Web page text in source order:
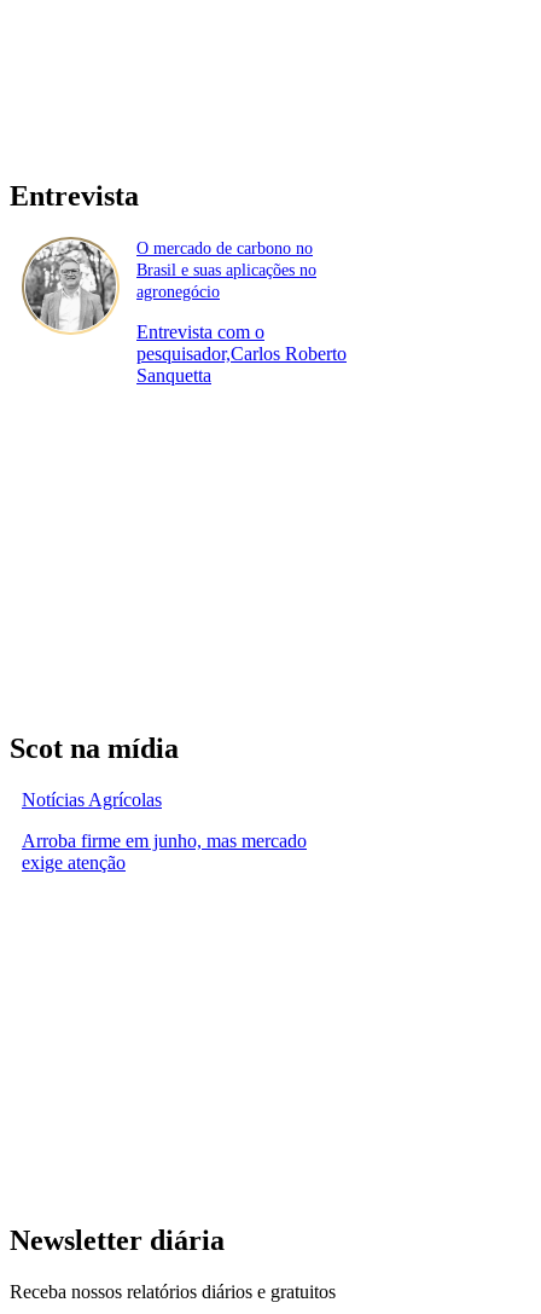
Entrevista
O mercado de carbono no
Brasil e suas aplicações no
agronegócio
Entrevista com o
pesquisador,Carlos Roberto
Sanquetta
Scot na mídia
Notícias Agrícolas
Arroba firme em junho, mas mercado
exige atenção
Newsletter diária
Receba nossos relatórios diários e gratuitos